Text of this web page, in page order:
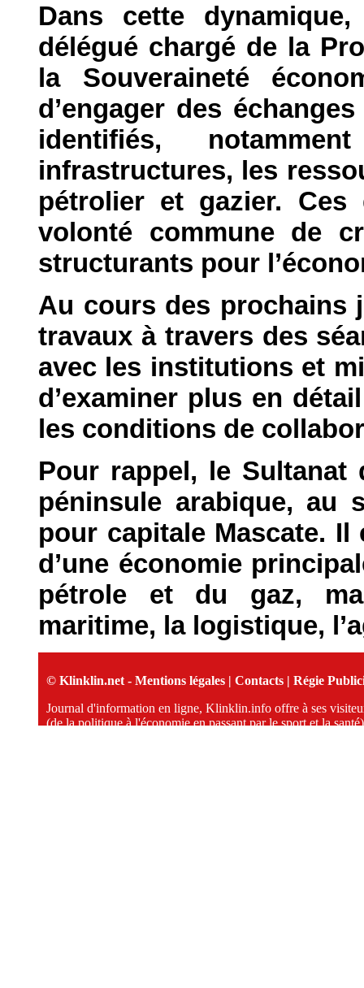
Dans cette
délégué chargé de la
la Souveraineté
d’engager des
identifiés,
infrastructures, les
pétrolier et gazier.
volonté commune de
structurants pour
Au cours des prochains
travaux à travers des
avec les institutions et
d’examiner plus en
les conditions de
Pour rappel, le Sultanat
péninsule arabique, au
pour capitale Mascate.
d’une économie
pétrole et du gaz,
maritime, la logistique,
© Klinklin.net - Mentions légales | Contacts | Régie
Journal d'information en ligne, Klinklin.info offre à ses
(de la politique à l'économie en passant par le sport et la